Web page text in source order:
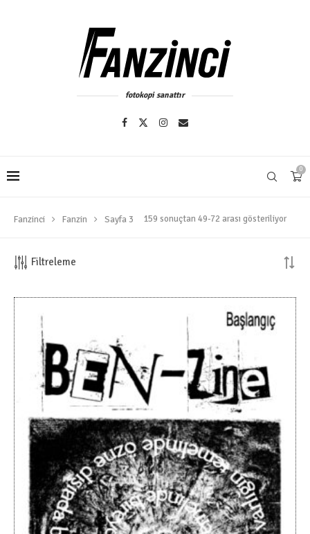
fotokopi sanattır
0
Fanzinci Fanzin Sayfa 3 159 sonuçtan 49-72 arası gösteriliyor
Filtreleme